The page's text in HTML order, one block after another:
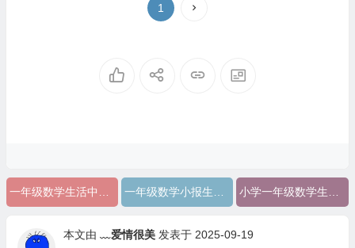
1
本文由 ﹏爱情很美发表于 2025-09-19